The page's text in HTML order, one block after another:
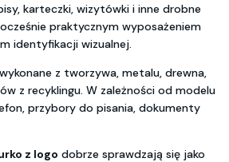
karteczki, wizytówki i inne drobne
praktycznym wyposażeniem
identyfikacji wizualnej.
z tworzywa, metalu, drewna,
z recyklingu. W zależności od modelu
przybory do pisania, dokumenty
z logo dobrze sprawdzają się jako